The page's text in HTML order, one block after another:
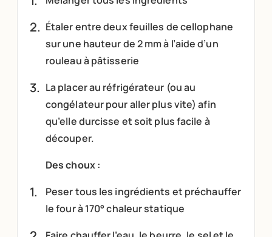
Étaler entre deux feuilles de cellophane
sur une hauteur de 2 mm à l’aide d’un
rouleau à pâtisserie
La placer au réfrigérateur (ou au
congélateur pour aller plus vite) afin
qu’elle durcisse et soit plus facile à
découper.
Des choux :
Peser tous les ingrédients et préchauffer
le four à 170° chaleur statique